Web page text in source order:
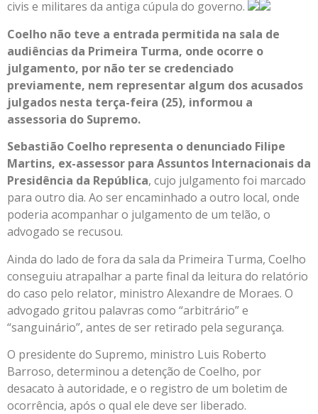
civis e militares da antiga cúpula do governo.
Coelho não teve a entrada permitida na sala de
audiências da Primeira Turma, onde ocorre o
julgamento, por não ter se credenciado
previamente, nem representar algum dos acusados
julgados nesta terça-feira (25), informou a
assessoria do Supremo.
Sebastião Coelho representa o denunciado Filipe
Martins, ex-assessor para Assuntos Internacionais da
Presidência da República, cujo julgamento foi marcado
para outro dia. Ao ser encaminhado a outro local, onde
poderia acompanhar o julgamento de um telão, o
advogado se recusou.
Ainda do lado de fora da sala da Primeira Turma, Coelho
conseguiu atrapalhar a parte final da leitura do relatório
do caso pelo relator, ministro Alexandre de Moraes. O
advogado gritou palavras como “arbitrário” e
“sanguinário”, antes de ser retirado pela segurança.
O presidente do Supremo, ministro Luis Roberto
Barroso, determinou a detenção de Coelho, por
desacato à autoridade, e o registro de um boletim de
ocorrência, após o qual ele deve ser liberado.